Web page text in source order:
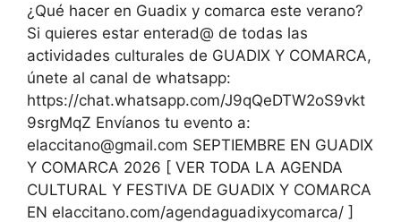
¿Qué hacer en Guadix y comarca este verano?
Si quieres estar enterad@ de todas las
actividades culturales de GUADIX Y COMARCA,
únete al canal de whatsapp:
https://chat.whatsapp.com/J9qQeDTW2oS9vkt
9srgMqZ Envíanos tu evento a:
elaccitano@gmail.com SEPTIEMBRE EN GUADIX
Y COMARCA 2026 [ VER TODA LA AGENDA
CULTURAL Y FESTIVA DE GUADIX Y COMARCA
EN elaccitano.com/agendaguadixycomarca/ ]